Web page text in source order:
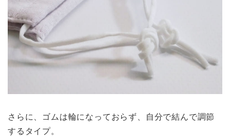
さらに、ゴムは輪になっておらず、自分で結んで調節
するタイプ。